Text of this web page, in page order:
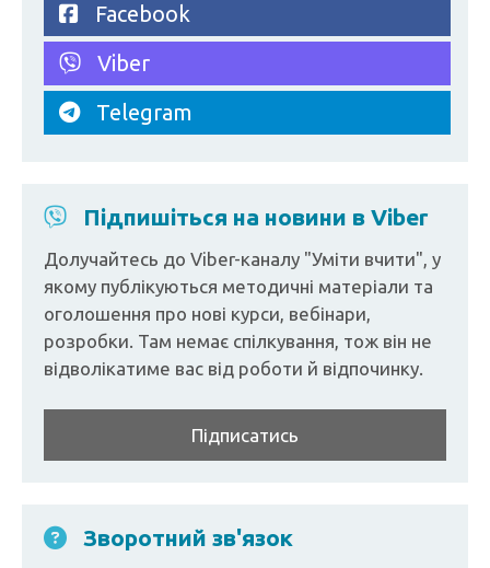
Facebook
Viber
Telegram
Підпишіться на новини в Viber
Долучайтесь до Viber-каналу "Уміти вчити", у
якому публікуються методичні матеріали та
оголошення про нові курси, вебінари,
розробки. Там немає спілкування, тож він не
відволікатиме вас від роботи й відпочинку.
Підписатись
Зворотний зв'язок